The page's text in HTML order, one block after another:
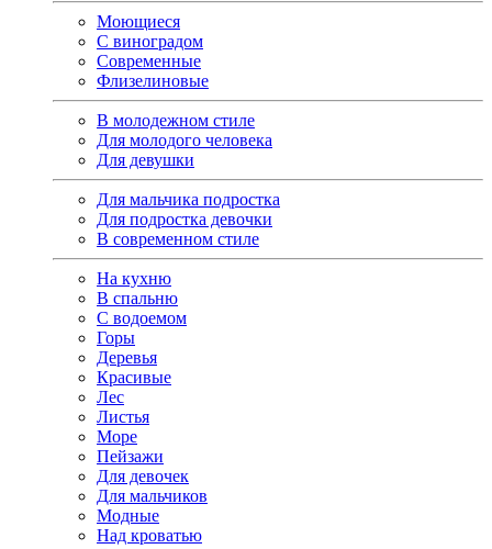
Моющиеся
С виноградом
Современные
Флизелиновые
В молодежном стиле
Для молодого человека
Для девушки
Для мальчика подростка
Для подростка девочки
В современном стиле
На кухню
В спальню
С водоемом
Горы
Деревья
Красивые
Лес
Листья
Море
Пейзажи
Для девочек
Для мальчиков
Модные
Над кроватью